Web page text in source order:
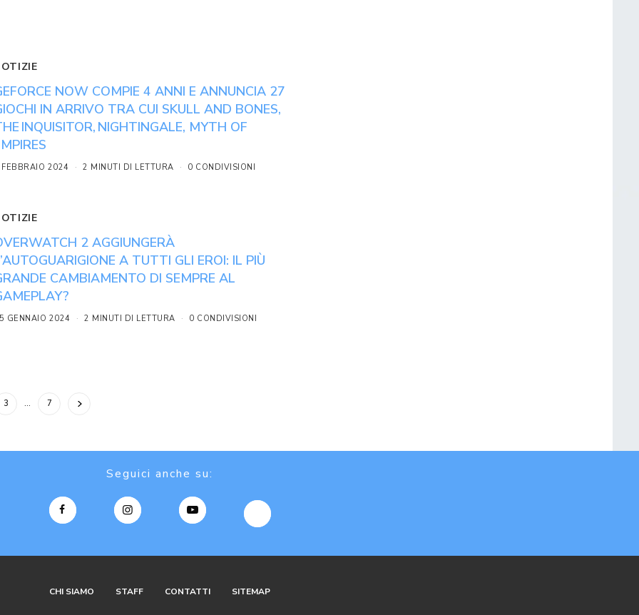
NOW COMPIE 4 ANNI E ANNUNCIA 27
IN ARRIVO TRA CUI SKULL AND BONES,
INQUISITOR, NIGHTINGALE, MYTH OF
2024 2 MINUTI DI LETTURA 0 CONDIVISIONI
2 AGGIUNGERÀ
A TUTTI GLI EROI: IL PIÙ
CAMBIAMENTO DI SEMPRE AL
GENNAIO 2024 2 MINUTI DI LETTURA 0 CONDIVISIONI
3 … 7
Seguici anche su:
CHI SIAMO STAFF CONTATTI SITEMAP